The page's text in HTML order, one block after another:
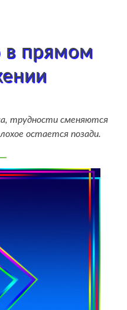
в прямом
трудности сменяются
остается позади.